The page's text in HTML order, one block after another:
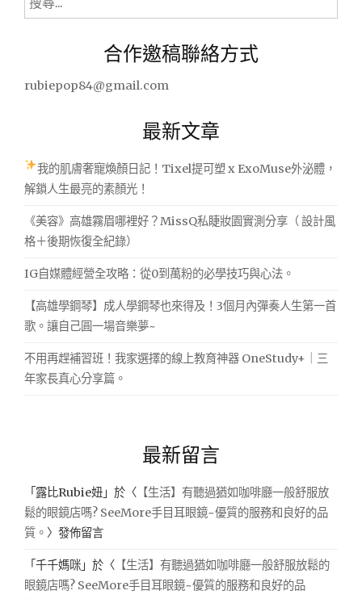
尋
合作邀稿聯絡方式
rubiepop84@gmail.com
最新文章
我的肌膚奢寵煥顏日記！Tixel提可塑 x ExoMuse外泌體，
解鎖人生最亮的素顏光！
《美容》高雄霧眉哪裡好？MissQ私睫妝園實測分享（ 設計風
格＋後期恢復全紀錄）
IG自媒體經營全攻略：從0到萬粉的必學技巧與心法。
【高雄學鋼琴】成人學鋼琴也來得及！3個月內彈奏人生第一首
歌。讓自己圓一場音樂夢~
不用再趕補習班！我家選擇的線上教育神器 OneStudy+｜三
年家長真心分享篇。
最新留言
「 露比Rubie妞 」於〈 【生活】有聽過猶如咖啡廳一般舒服放
鬆的眼鏡店嗎? SeeMore手目耳眼鏡~優質的服務和良好的品
質。 〉發佈留言
「千千媽咪 」於〈 【生活】有聽過猶如咖啡廳一般舒服放鬆的
眼鏡店嗎? SeeMore手目耳眼鏡~優質的服務和良好的品